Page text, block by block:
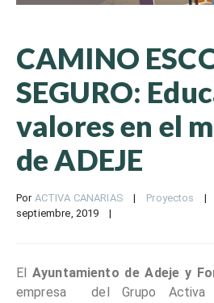
CAMINO
SEGURO:
valores en el
de ADEJE
Por ACTIVA CANARIAS | Proyectos |
septiembre, 2019 |
El Ayuntamiento de Adeje y
empresa del Grupo Activa